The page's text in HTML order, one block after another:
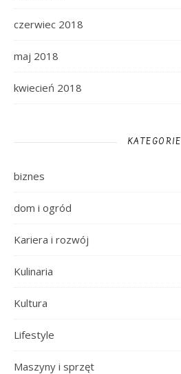
czerwiec 2018
maj 2018
kwiecień 2018
KATEGORIE
biznes
dom i ogród
Kariera i rozwój
Kulinaria
Kultura
Lifestyle
Maszyny i sprzęt